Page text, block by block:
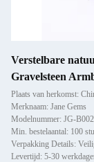
Verstelbare
Gravelsteen
Plaats van herkomst:
Merknaam: Jane Gems
Modelnummer: JG-B002
Min. bestelaantal: 100
Verpakking Details:
Levertijd: 5-30